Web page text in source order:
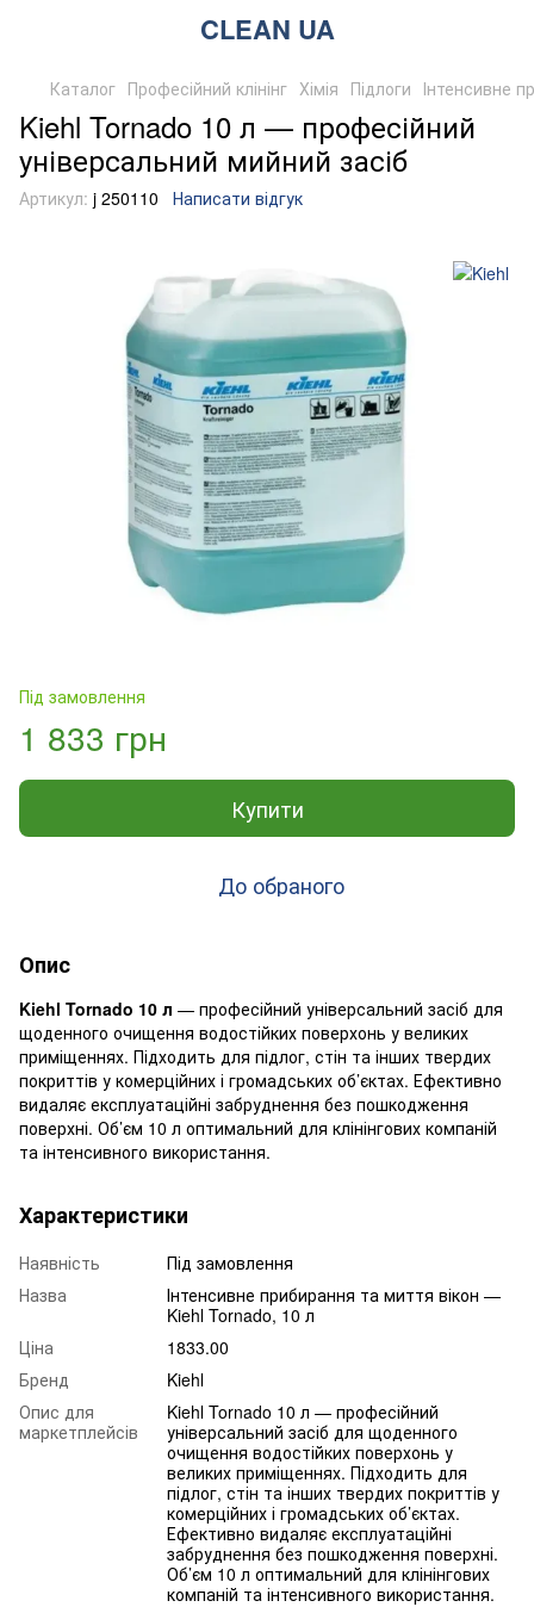
CLEAN UA
Каталог Професійний клінінг Хімія Підлоги Інтенсивне
Kiehl Tornado 10 л — професійний
універсальний мийний засіб
Артикул: j 250110 Написати відгук
Під замовлення
1 833 грн
Купити
До обраного
Опис
Kiehl Tornado 10 л — професійний універсальний засіб для
щоденного очищення водостійких поверхонь у великих
приміщеннях. Підходить для підлог, стін та інших твердих
покриттів у комерційних і громадських об’єктах. Ефективно
видаляє експлуатаційні забруднення без пошкодження
поверхні. Об’єм 10 л оптимальний для клінінгових компаній
та інтенсивного використання.
Характеристики
Наявність
Під замовлення
Назва
Інтенсивне прибирання та миття вікон —
Kiehl Tornado, 10 л
Ціна
1833.00
Бренд
Kiehl
Опис для
маркетплейсів
Kiehl Tornado 10 л — професійний
універсальний засіб для щоденного
очищення водостійких поверхонь у
великих приміщеннях. Підходить для
підлог, стін та інших твердих покриттів у
комерційних і громадських об’єктах.
Ефективно видаляє експлуатаційні
забруднення без пошкодження поверхні.
Об’єм 10 л оптимальний для клінінгових
компаній та інтенсивного використання.